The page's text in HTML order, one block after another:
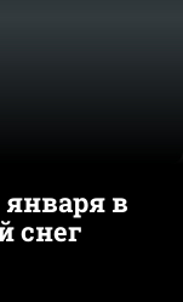
в
снег